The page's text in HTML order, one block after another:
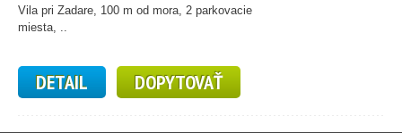
Vila pri Zadare, 100 m od mora, 2 parkovacie
miesta, ..
DETAIL DOPYTOVAŤ